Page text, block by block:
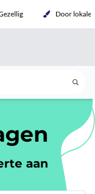
Door lokale
aan